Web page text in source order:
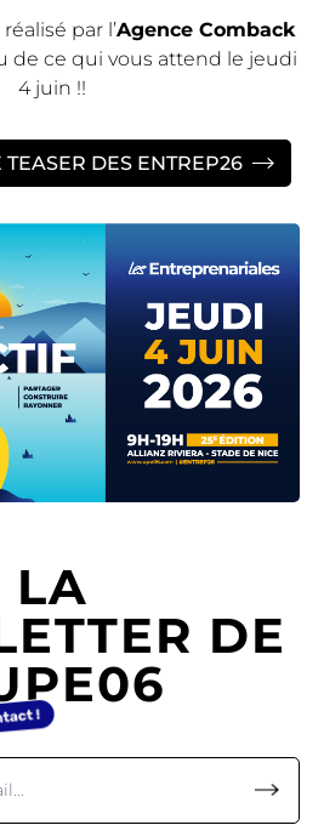
par l’Agence Comback
de ce qui vous attend le jeudi
4 juin !!
DES ENTREP26
LA
DE